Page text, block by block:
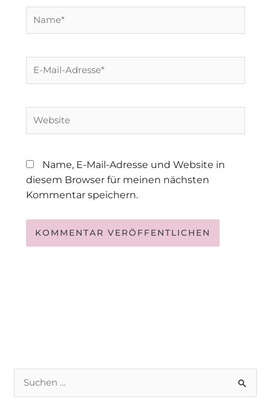
Name*
E-
Website
Name, E-Mail-Adresse und Website in
diesem Browser für meinen nächsten
Kommentar speichern.